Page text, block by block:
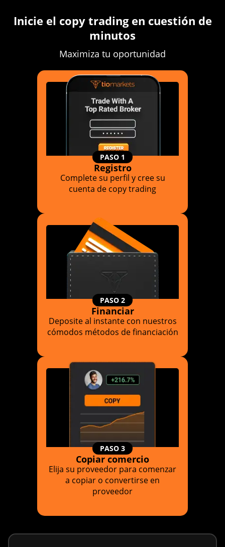
Inicie el copy trading en cuestión de
minutos
Maximiza tu oportunidad
PASO 1
Registro
Complete su perfil y cree su
cuenta de copy trading
PASO 2
Financiar
Deposite al instante con nuestros
cómodos métodos de financiación
PASO 3
Copiar comercio
Elija su proveedor para comenzar
a copiar o convertirse en
proveedor